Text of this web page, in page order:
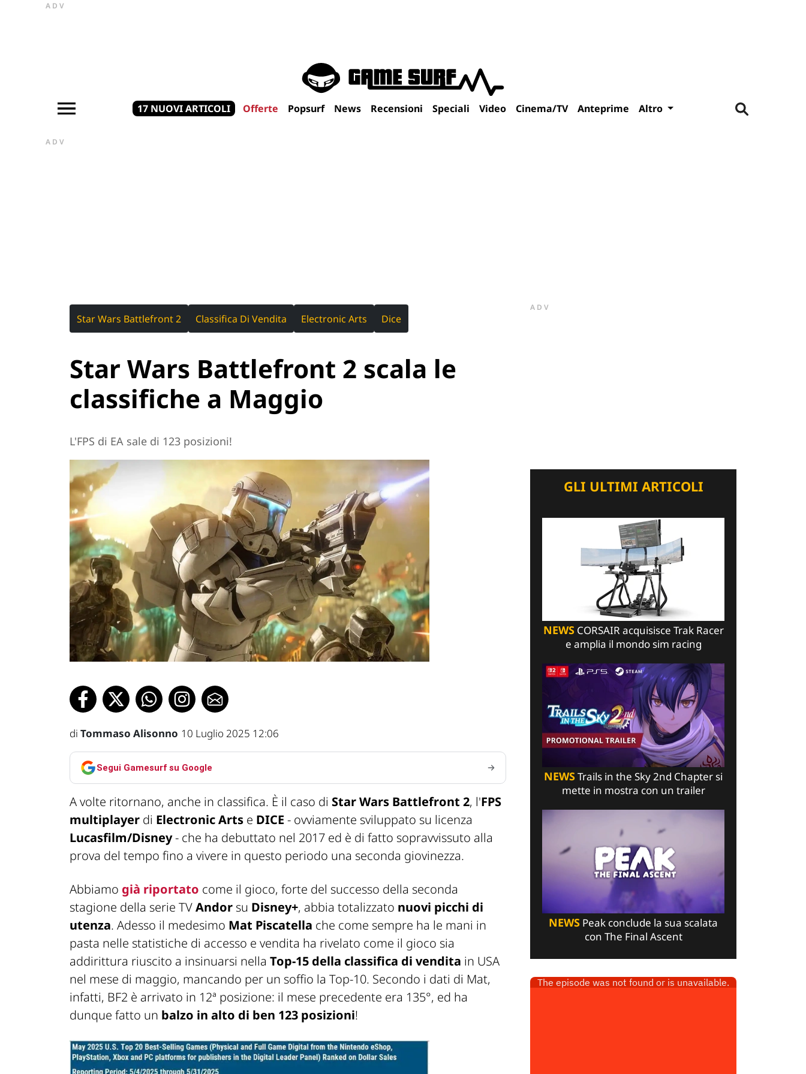
ADV
17 NUOVI ARTICOLI Offerte Popsurf News Recensioni Speciali Video Cinema/TV Anteprime Altro
ADV
Star Wars Battlefront 2 Classifica Di Vendita Electronic Arts Dice
Star Wars Battlefront 2 scala le
classifiche a Maggio
L'FPS di EA sale di 123 posizioni!
di Tommaso Alisonno 10 Luglio 2025 12:06
Segui Gamesurf su Google
A volte ritornano, anche in classifica. È il caso di Star Wars Battlefront 2, l'FPS
multiplayer di Electronic Arts e DICE - ovviamente sviluppato su licenza
Lucasfilm/Disney- che ha debuttato nel 2017 ed è di fatto sopravvissuto alla
prova del tempo fino a vivere in questo periodo una seconda giovinezza.
Abbiamo già riportato come il gioco, forte del successo della seconda
stagione della serie TVAndor su Disney+, abbia totalizzato nuovi picchi di
utenza. Adesso il medesimo Mat Piscatella che come sempre ha le mani in
pasta nelle statistiche di accesso e vendita ha rivelato come il gioco sia
addirittura riuscito a insinuarsi nella Top-15 della classifica di vendita in USA
nel mese di maggio, mancando per un soffio la Top-10. Secondo i dati di Mat,
infatti, BF2 è arrivato in 12ª posizione: il mese precedente era 135°, ed ha
dunque fatto un balzo in alto di ben 123 posizioni!
ADV
GLI ULTIMI ARTICOLI
NEWSCORSAIR acquisisce Trak Racer
e amplia il mondo sim racing
NEWSTrails in the Sky 2nd Chapter si
mette in mostra con un trailer
NEWS Peak conclude la sua scalata
con The Final Ascent